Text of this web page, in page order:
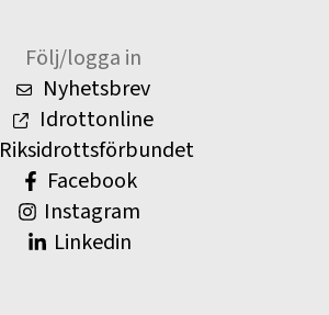
Följ/logga in
Nyhetsbrev
Idrottonline
Riksidrottsförbundet
Facebook
Instagram
Linkedin